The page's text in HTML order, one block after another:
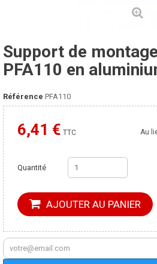
Support de
PFA110 en
Référence PFA110
6,41 € TTC
Moins cher ailleurs ? Au
Quantité
AJOUTER AU PANIER